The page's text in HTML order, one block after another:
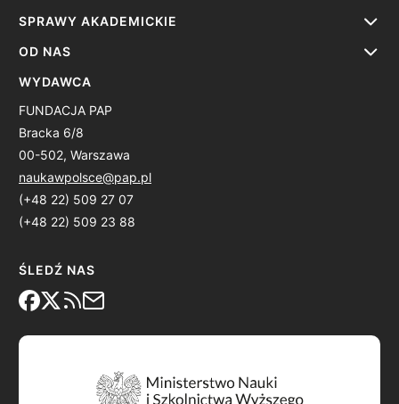
SPRAWY AKADEMICKIE
OD NAS
WYDAWCA
FUNDACJA PAP
Bracka 6/8
00-502, Warszawa
naukawpolsce@pap.pl
(+48 22) 509 27 07
(+48 22) 509 23 88
ŚLEDŹ NAS